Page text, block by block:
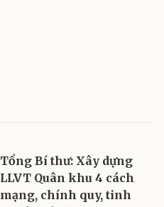
Tổng Bí thư: Xây dựng
LLVT Quân khu 4 cách
mạng, chính quy, tinh